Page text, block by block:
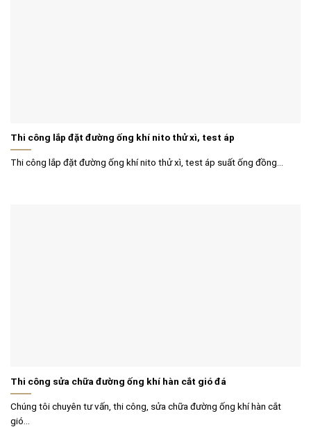
Thi công lắp đặt đường ống khí nito thử xì, test áp
Thi công lắp đặt đường ống khí nito thử xì, test áp suất ống đồng...
Thi công sửa chữa đường ống khí hàn cắt gió đá
Chúng tôi chuyên tư vấn, thi công, sửa chữa đường ống khí hàn cắt
gió...